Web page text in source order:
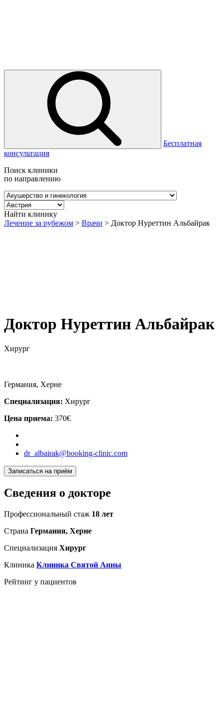
Бесплатная
консультация
Поиск клиники
по направлению
Найти клинику
Лечение за рубежом > Врачи > Доктор Нуреттин Альбайрак
Доктор Нуреттин Альбайрак
Хирург
Германия, Херне
Специализация: Хирург
Цена приема: 370€
dr_albairak@booking-clinic.com
Записаться на приём
Сведения о докторе
Профессиональный стаж 18 лет
Страна Германия, Херне
Специализация Хирург
Клиника Клиника Святой Анны
Рейтинг у пациентов